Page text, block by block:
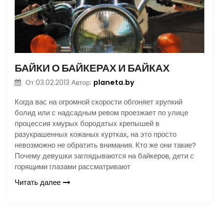
БАЙКИ О БАЙКЕРАХ И БАЙКАХ
От 03.02.2013 Автор: planeta.by
Когда вас на огромной скорости обгоняет хрупкий
болид или с надсадным ревом проезжает по улице
процессия хмурых бородатых крепышей в
разукрашенных кожаных куртках, на это просто
невозможно не обратить внимания. Кто же они такие?
Почему девушки заглядываются на байкеров, дети с
горящими глазами рассматривают
Читать далее